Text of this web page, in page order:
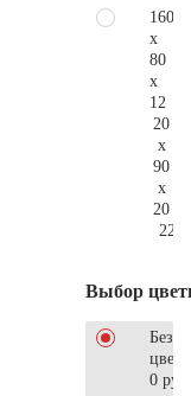
160
x
80
x
12
20
x
90
x
20
Выбор
Без
0 руб.